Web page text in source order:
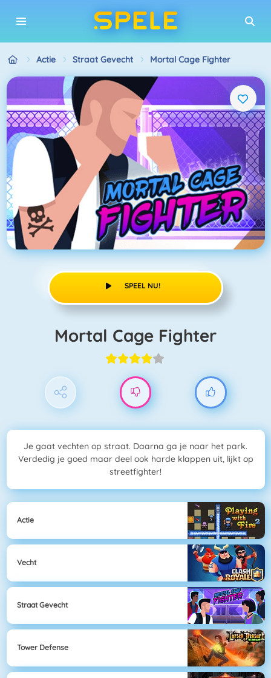
Actie Straat Gevecht Mortal Cage Fighter
SPEEL NU!
Mortal Cage Fighter
Je gaat vechten op straat. Daarna ga je naar het park.
Verdedig je goed maar deel ook harde klappen uit, lijkt op
streetfighter!
Actie
Vecht
Straat Gevecht
Tower Defense